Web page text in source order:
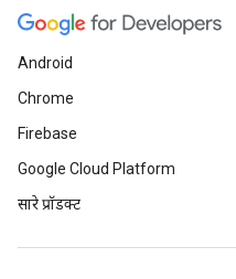
Android
Chrome
Firebase
Google Cloud Platform
सारे प्रॉडक्ट